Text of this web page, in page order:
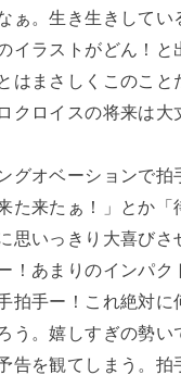
ぁ。生き生きしてい
イラストがどん！と
まさしくこのこと
クロイスの将来は大
グオベーションで拍
た来たぁ！」とか「
思いっきり大喜びさ
！あまりのインパク
拍手ー！これ絶対に
う。嬉しすぎの勢い
告を観てしまう。拍